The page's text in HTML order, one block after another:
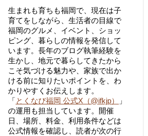
生まれも育ちも福岡で、現在は子
育てをしながら、生活者の目線で
福岡のグルメ、イベント、ショッ
ピング、暮らしの情報を発信して
います。長年のブログ執筆経験を
生かし、地元で暮らしてきたから
こそ気づける魅力や、家族で出か
ける前に知りたいポイントを、わ
かりやすくお伝えします。
「とくなび福岡 公式X（@ifkjp）
」
の運用も担当しています。開催
日、場所、料金、利用条件などは
公式情報を確認し、読者が次の行